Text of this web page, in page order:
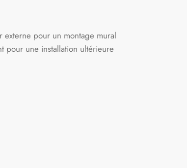
externe pour un montage mural
pour une installation ultérieure